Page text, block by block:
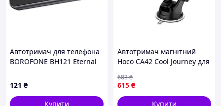
Автотримач для телефона
BOROFONE BH121 Eternal
Gray
121 ₴
Купити
Автотримач магнітний
Hoco CA42 Cool Journey для
615 ₴
683₴
Купити